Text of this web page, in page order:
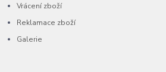
Vrácení zboží
Reklamace zboží
Galerie